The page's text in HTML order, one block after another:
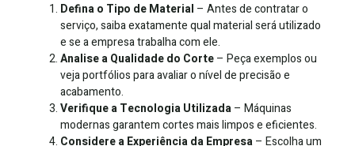
Defina o Tipo de Material – Antes de contratar o
serviço, saiba exatamente qual material será utilizado
e se a empresa trabalha com ele.
Analise a Qualidade do Corte– Peça exemplos ou
veja portfólios para avaliar o nível de precisão e
acabamento.
Verifique a Tecnologia Utilizada– Máquinas
modernas garantem cortes mais limpos e eficientes.
Considere a Experiência da Empresa– Escolha um